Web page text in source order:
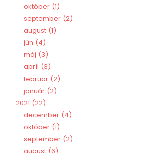
október 1
september 2
august 1
jún
4
máj
3
apríl
3
február 2
január 2
2021 22
december 4
október 1
september 2